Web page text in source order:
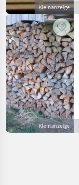
Kleinanzeige
Kleinanzeige